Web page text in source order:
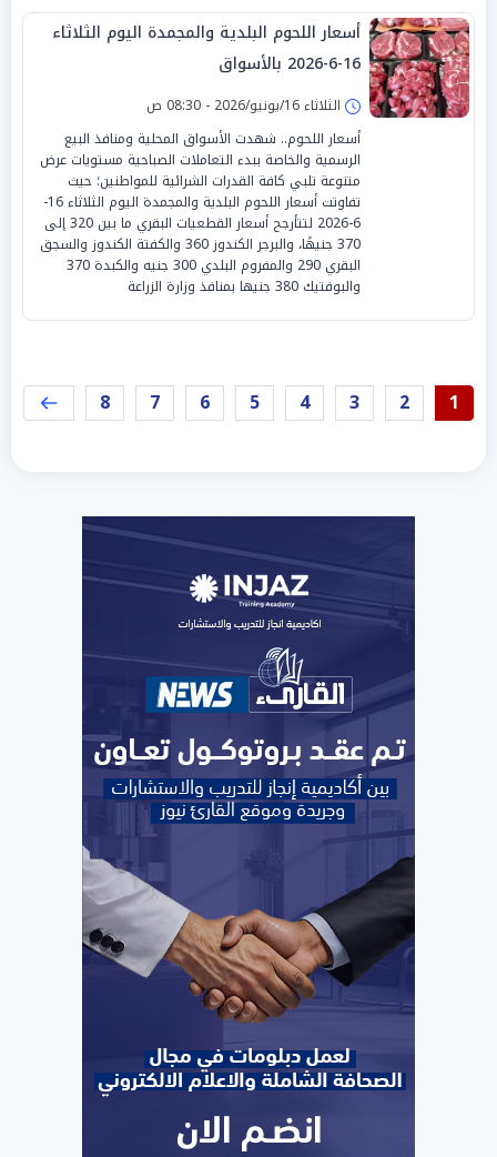
أسعار اللحوم البلدية والمجمدة اليوم الثلاثاء
16-6-2026 بالأسواق
الثلاثاء 16/يونيو/2026 - 08:30 ص
أسعار اللحوم.. شهدت الأسواق المحلية ومنافذ البيع
الرسمية والخاصة ببدء التعاملات الصباحية مستويات عرض
متنوعة تلبي كافة القدرات الشرائية للمواطنين؛ حيث
تفاوتت أسعار اللحوم البلدية والمجمدة اليوم الثلاثاء 16-
6-2026 لتتأرجح أسعار القطعيات البقري ما بين 320 إلى
370 جنيهًا، والبرجر الكندوز 360 والكفتة الكندوز والسجق
البقري 290 والمفروم البلدي 300 جنيه والكبدة 370
والبوفتيك 380 جنيها بمنافذ وزارة الزراعة
1
2
3
4
5
6
7
8